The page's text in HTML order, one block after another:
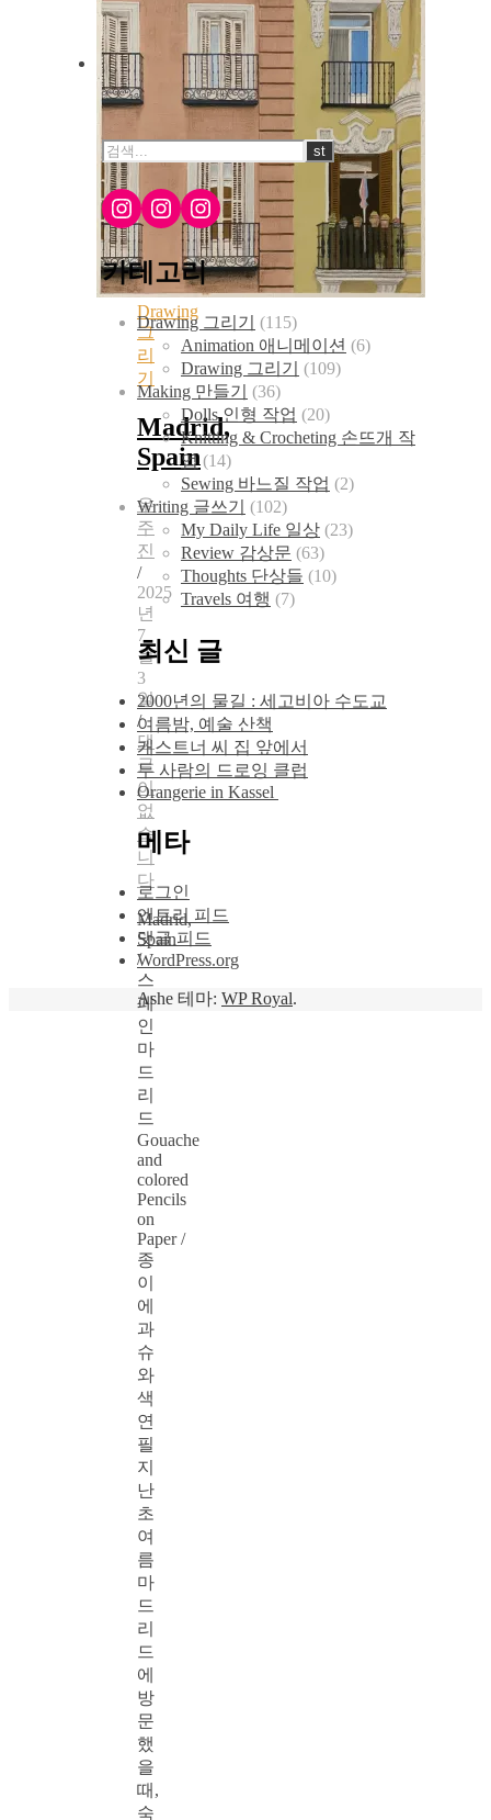
Drawing
그
리
기
Madrid,
Spain
우
주
진
/
2025
년
7
월
3
일
/
댓
글
이
없
습
니
다
Madrid,
Spain
/
스
페
인
마
드
리
드
Gouache
and
colored
Pencils
on
Paper /
종
이
에
과
슈
와
색
연
필
지
난
초
여
름
마
드
리
드
에
방
문
했
을
때,
숙
Instagram
Instagram
Instagram
카테고리
Drawing 그리기
(115)
Animation 애니메이션 (6)
Drawing 그리기
(109)
Making 만들기
(36)
Dolls 인형 작업 (20)
Knitting & Crocheting 손뜨개 작
업(14)
Sewing 바느질 작업 (2)
Writing 글쓰기
(102)
My Daily Life 일상 (23)
Review 감상문 (63)
Thoughts 단상들 (10)
Travels 여행 (7)
최신 글
2000년의 물길 : 세고비아 수도교
여름밤, 예술 산책
캐스트너 씨 집 앞에서
두 사람의 드로잉 클럽
Orangerie in Kassel
메타
로그인
엔트리 피드
댓글 피드
WordPress.org
Ashe 테마: WP Royal.